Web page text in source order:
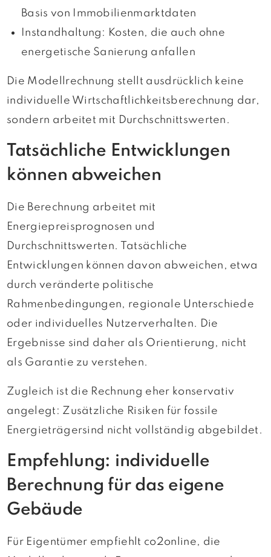
Basis von Immobilienmarktdaten
Instandhaltung: Kosten, die auch ohne
energetische Sanierung anfallen
Die Modellrechnung stellt ausdrücklich keine
individuelle Wirtschaftlichkeitsberechnung dar,
sondern arbeitet mit Durchschnittswerten.
Tatsächliche Entwicklungen
können abweichen
Die Berechnung arbeitet mit
Energiepreisprognosen und
Durchschnittswerten. Tatsächliche
Entwicklungen können davon abweichen, etwa
durch veränderte politische
Rahmenbedingungen, regionale Unterschiede
oder individuelles Nutzerverhalten. Die
Ergebnisse sind daher als Orientierung, nicht
als Garantie zu verstehen.
Zugleich ist die Rechnung eher konservativ
angelegt: Zusätzliche Risiken für fossile
Energieträgersind nicht vollständig abgebildet.
Empfehlung: individuelle
Berechnung für das eigene
Gebäude
Für Eigentümer empfiehlt co2online, die